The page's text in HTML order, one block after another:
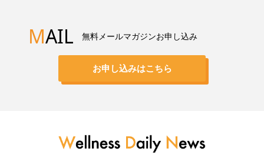
MAIL 無料メールマガジンお申し込み
お申し込みはこちら